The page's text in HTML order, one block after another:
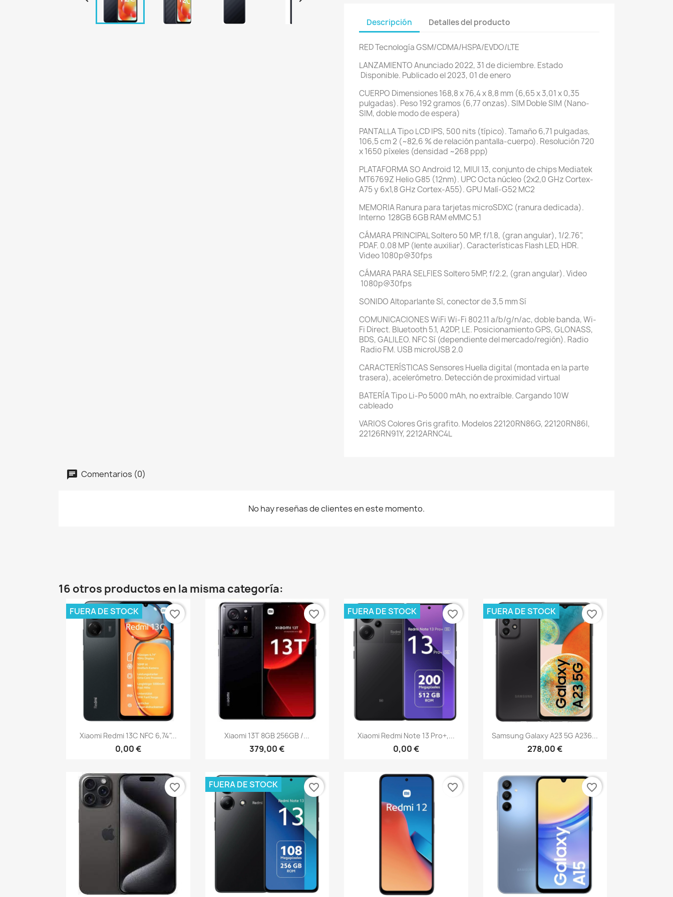
Descripción Detalles del producto
REDTecnología GSM/CDMA/HSPA/EVDO/LTE
LANZAMIENTOAnunciado2022, 31 de diciembre. Estado
Disponible. Publicado el 2023, 01 de enero
CUERPO Dimensiones168,8 x 76,4 x 8,8 mm (6,65 x 3,01 x 0,35
pulgadas). Peso192 gramos (6,77 onzas). SIM Doble SIM (Nano-
SIM, doble modo de espera)
PANTALLATipoLCD IPS, 500 nits (típico). Tamaño6,71 pulgadas,
106,5 cm 2 (~82,6 % de relación pantalla-cuerpo). Resolución720
x 1650 píxeles (densidad ~268 ppp)
PLATAFORMASOAndroid 12, MIUI 13, conjunto de chipsMediatek
MT6769Z Helio G85 (12nm). UPCOcta núcleo (2x2,0 GHz Cortex-
A75 y 6x1,8 GHz Cortex-A55). GPU Malí-G52 MC2
MEMORIARanura para tarjetasmicroSDXC (ranura dedicada).
Interno 128GB 6GB RAM eMMC 5.1
CÁMARA PRINCIPALSoltero50 MP, f/1.8, (gran angular), 1/2.76",
PDAF. 0.08 MP (lente auxiliar). CaracterísticasFlash LED, HDR.
Video1080p@30fps
CÁMARA PARA SELFIESSoltero5MP, f/2.2, (gran angular). Video
1080p@30fps
SONIDOAltoparlanteSí, conector de 3,5 mmSí
COMUNICACIONESWiFiWi-Fi 802.11 a/b/g/n/ac, doble banda, Wi-
Fi Direct. Bluetooth5.1, A2DP, LE. PosicionamientoGPS, GLONASS,
BDS, GALILEO. NFCSí (dependiente del mercado/región). Radio
Radio FM. USB microUSB 2.0
CARACTERÍSTICASSensoresHuella digital (montada en la parte
trasera), acelerómetro. Detección de proximidad virtual
BATERÍATipoLi-Po 5000 mAh, no extraíble. Cargando10W
cableado
VARIOSColoresGris grafito. Modelos22120RN86G, 22120RN86I,
22126RN91Y, 2212ARNC4L
Comentarios (0)
No hay reseñas de clientes en este momento.
16 otros productos en la misma categoría:
Vista rápida
Xiaomi Redmi 13C NFC 6,74"...
0,00 €
FUERA DE STOCK favorite_border
Vista rápida
Xiaomi 13T 8GB 256GB /...
379,00 €
favorite_border
Vista rápida
Xiaomi Redmi Note 13 Pro+,...
0,00 €
FUERA DE STOCK favorite_border
Vista rápida
Samsung Galaxy A23 5G A236...
278,00 €
FUERA DE STOCK favorite_border
favorite_border FUERA DE STOCK favorite_border favorite_border favorite_border